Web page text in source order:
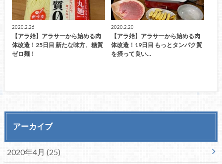
2020.2.26
【アラ始】アラサーから始める肉
体改造！25日目 新たな味方、糖質
ゼロ麺！
2020.2.20
【アラ始】アラサーから始める肉
体改造！19日目 もっとタンパク質
を摂って良い…
アーカイブ
2020年4月 (25)